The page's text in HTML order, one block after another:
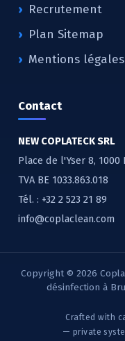
Recrutement
Plan Sitemap
Mentions légales
Contact
NEW COPLATECK SRL
Place de l'Yser 8,
TVA BE 1033.863.018
Tél. : +32 2 523 21 89
info@coplaclean.com
Copyright © 2026
désinfection à
Crafted with
— private